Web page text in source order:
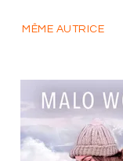
MÊME AUTRICE